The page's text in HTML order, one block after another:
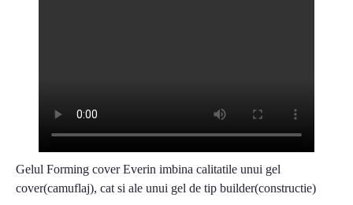
Gelul Forming cover Everin imbina calitatile unui gel
cover(camuflaj), cat si ale unui gel de tip builder(constructie)